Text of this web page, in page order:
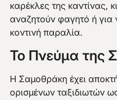
καρέκλες της καντίνας,
αναζητούν φαγητό ή για
κοντινή παραλία.
Το Πνεύμα της
Η Σαμοθράκη έχει
ορισμένων ταξιδιωτών